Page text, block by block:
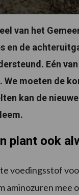
van het
en de
Eén
We moeten de
kan de
plant ook
voedingsstof
aminozuren mee